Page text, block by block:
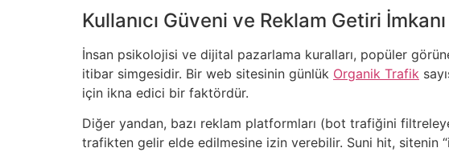
Kullanıcı Güveni ve Reklam Getiri İmkanı
İnsan psikolojisi ve dijital pazarlama kuralları, popüler
itibar simgesidir. Bir web sitesinin günlük Organik Trafik
için ikna edici bir faktördür.
Diğer yandan, bazı reklam platformları (bot trafiğini
trafikten gelir elde edilmesine izin verebilir. Suni hit, sitenin